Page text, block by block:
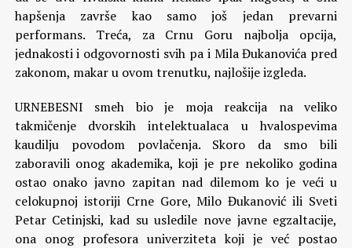
hapšenja završe kao samo još jedan prevarni
performans. Treća, za Crnu Goru najbolja opcija,
jednakosti i odgovornosti svih pa i Mila Đukanovića pred
zakonom, makar u ovom trenutku, najlošije izgleda.
URNEBESNI smeh bio je moja reakcija na veliko
takmičenje dvorskih intelektualaca u hvalospevima
kaudilju povodom povlačenja. Skoro da smo bili
zaboravili onog akademika, koji je pre nekoliko godina
ostao onako javno zapitan nad dilemom ko je veći u
celokupnoj istoriji Crne Gore, Milo Đukanović ili Sveti
Petar Cetinjski, kad su usledile nove javne egzaltacije,
ona onog profesora univerziteta koji je već postao